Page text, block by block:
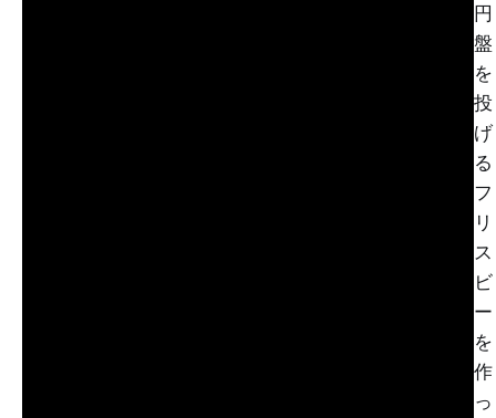
円
盤
を
投
げ
る
フ
リ
ス
ビ
ー
を
作
っ